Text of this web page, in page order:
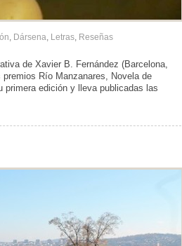
Dársena Letras Reseñas
de Xavier B. Fernández (Barcelona,
Río Manzanares, Novela de
primera edición y lleva publicadas las